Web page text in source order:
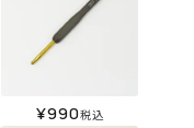
¥990税込